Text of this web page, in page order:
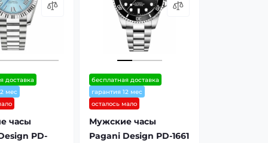
доставка
мес
часы
PD-
бесплатная доставка
гарантия 12 мес
осталось мало
Мужские часы
Pagani Design PD-1661